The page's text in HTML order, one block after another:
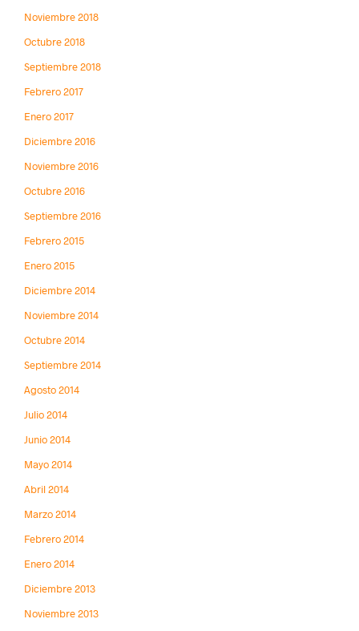
Noviembre 2018
Octubre 2018
Septiembre 2018
Febrero 2017
Enero 2017
Diciembre 2016
Noviembre 2016
Octubre 2016
Septiembre 2016
Febrero 2015
Enero 2015
Diciembre 2014
Noviembre 2014
Octubre 2014
Septiembre 2014
Agosto 2014
Julio 2014
Junio 2014
Mayo 2014
Abril 2014
Marzo 2014
Febrero 2014
Enero 2014
Diciembre 2013
Noviembre 2013